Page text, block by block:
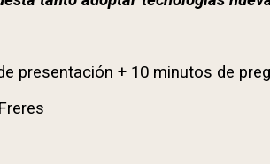
presentación + 10 minutos de